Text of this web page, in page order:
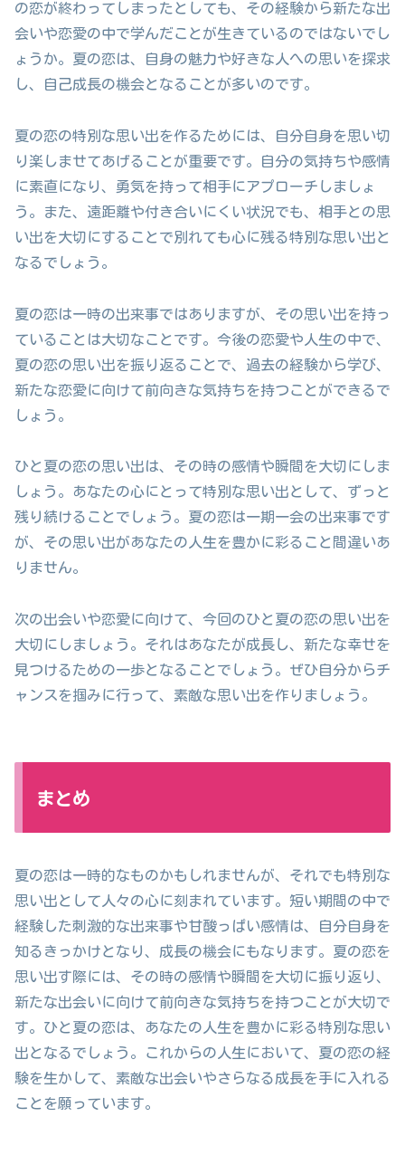
の恋が終わってしまったとしても、その経験から新たな出
会いや恋愛の中で学んだことが生きているのではないでし
ょうか。夏の恋は、自身の魅力や好きな人への思いを探求
し、自己成長の機会となることが多いのです。
夏の恋の特別な思い出を作るためには、自分自身を思い切
り楽しませてあげることが重要です。自分の気持ちや感情
に素直になり、勇気を持って相手にアプローチしましょ
う。また、遠距離や付き合いにくい状況でも、相手との思
い出を大切にすることで別れても心に残る特別な思い出と
なるでしょう。
夏の恋は一時の出来事ではありますが、その思い出を持っ
ていることは大切なことです。今後の恋愛や人生の中で、
夏の恋の思い出を振り返ることで、過去の経験から学び、
新たな恋愛に向けて前向きな気持ちを持つことができるで
しょう。
ひと夏の恋の思い出は、その時の感情や瞬間を大切にしま
しょう。あなたの心にとって特別な思い出として、ずっと
残り続けることでしょう。夏の恋は一期一会の出来事です
が、その思い出があなたの人生を豊かに彩ること間違いあ
りません。
次の出会いや恋愛に向けて、今回のひと夏の恋の思い出を
大切にしましょう。それはあなたが成長し、新たな幸せを
見つけるための一歩となることでしょう。ぜひ自分からチ
ャンスを掴みに行って、素敵な思い出を作りましょう。
まとめ
夏の恋は一時的なものかもしれませんが、それでも特別な
思い出として人々の心に刻まれています。短い期間の中で
経験した刺激的な出来事や甘酸っぱい感情は、自分自身を
知るきっかけとなり、成長の機会にもなります。夏の恋を
思い出す際には、その時の感情や瞬間を大切に振り返り、
新たな出会いに向けて前向きな気持ちを持つことが大切で
す。ひと夏の恋は、あなたの人生を豊かに彩る特別な思い
出となるでしょう。これからの人生において、夏の恋の経
験を生かして、素敵な出会いやさらなる成長を手に入れる
ことを願っています。